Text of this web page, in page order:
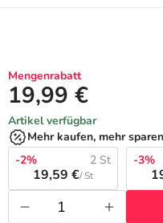
Mengenrabatt
19,99 €
Artikel verfügbar
Mehr kaufen, mehr sparen
-2%
2 St
19,59 €/ St
-3%